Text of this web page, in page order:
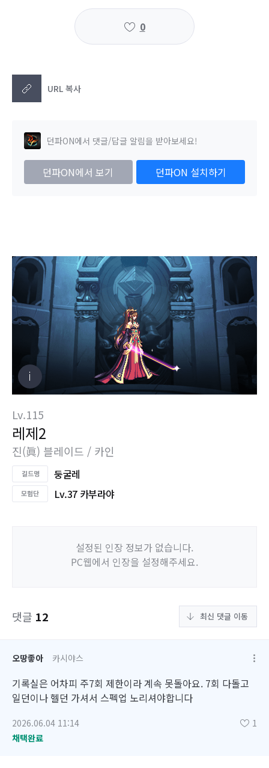
0
URL 복사
던파ON에서 댓글/답글 알림을 받아보세요!
던파ON에서 보기 던파ON 설치하기
Lv.115
레제2
진(眞) 블레이드 / 카인
둥굴레
Lv.37 카부라야
설정된 인장 정보가 없습니다.
PC웹에서 인장을 설정해주세요.
댓글 12 최신 댓글 이동
오땅좋아 카시야스
기록실은 어차피 주7회 제한이라 계속 못돌아요. 7회 다돌고
일던이나 헬던 가셔서 스펙업 노리셔야합니다
2026.06.04 11:14
1
채택완료